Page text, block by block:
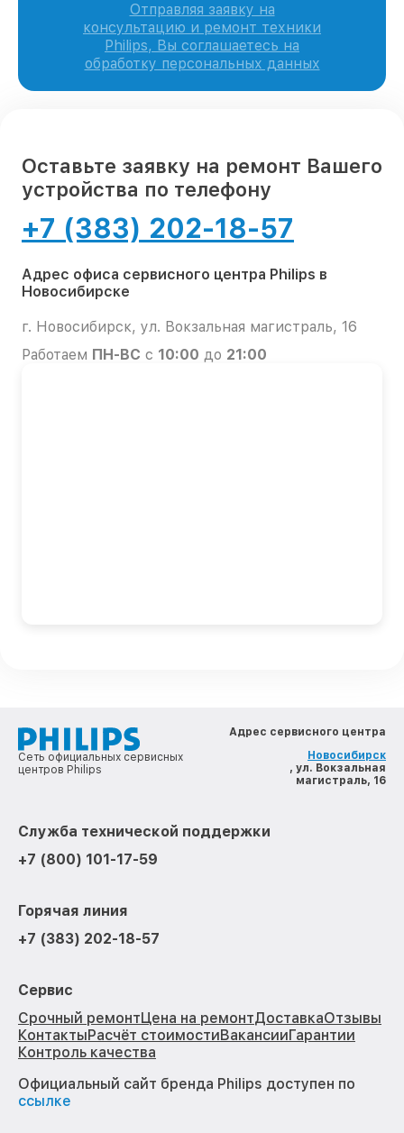
Отправляя заявку на
консультацию и ремонт техники
Philips, Вы соглашаетесь на
обработку персональных данных
Оставьте заявку на ремонт Вашего
устройства по телефону
+7 (383) 202-18-57
Адрес офиса сервисного центра Philips в
Новосибирске
г. Новосибирск, ул. Вокзальная магистраль, 16
Работаем ПН-ВС с 10:00 до 21:00
Сеть официальных сервисных
центров Philips
Адрес сервисного центра
Новосибирск
, ул. Вокзальная
магистраль, 16
Служба технической поддержки
+7 (800) 101-17-59
Горячая линия
+7 (383) 202-18-57
Сервис
Срочный ремонтЦена на ремонтДоставкаОтзывы
КонтактыРасчёт стоимостиВакансииГарантии
Контроль качества
Официальный сайт бренда Philips доступен по
ссылке